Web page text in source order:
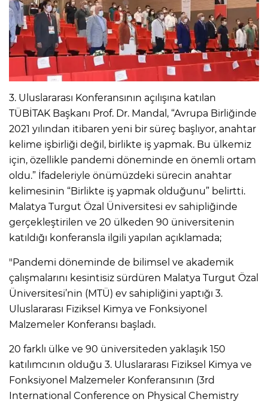
3. Uluslararası Konferansının açılışına katılan
TÜBİTAK Başkanı Prof. Dr. Mandal, “Avrupa Birliğinde
2021 yılından itibaren yeni bir süreç başlıyor, anahtar
kelime işbirliği değil, birlikte iş yapmak. Bu ülkemiz
için, özellikle pandemi döneminde en önemli ortam
oldu.” İfadeleriyle önümüzdeki sürecin anahtar
kelimesinin “Birlikte iş yapmak olduğunu” belirtti.
Malatya Turgut Özal Üniversitesi ev sahipliğinde
gerçekleştirilen ve 20 ülkeden 90 üniversitenin
katıldığı konferansla ilgili yapılan açıklamada;
"Pandemi döneminde de bilimsel ve akademik
çalışmalarını kesintisiz sürdüren Malatya Turgut Özal
Üniversitesi’nin (MTÜ) ev sahipliğini yaptığı 3.
Uluslararası Fiziksel Kimya ve Fonksiyonel
Malzemeler Konferansı başladı.
20 farklı ülke ve 90 üniversiteden yaklaşık 150
katılımcının olduğu 3. Uluslararası Fiziksel Kimya ve
Fonksiyonel Malzemeler Konferansının (3rd
International Conference on Physical Chemistry